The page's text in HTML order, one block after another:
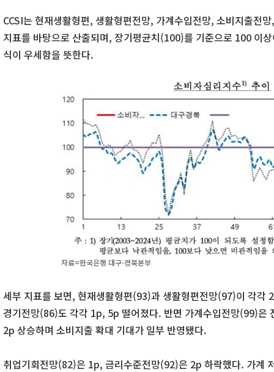
CCSI는 현재생활형편, 생활형편전망, 가계수입전망, 소비지출전
지표를 바탕으로 산출되며, 장기평균치(100)를 기준으로 100 이
식이 우세함을 뜻한다.
자료=한국은행 대구·경북본부
세부 지표를 보면, 현재생활형편(93)과 생활형편전망(97)이 각각
경기전망(86)도 각각 1p, 5p 떨어졌다. 반면 가계수입전망(99)은
2p 상승하며 소비지출 확대 기대가 일부 반영됐다.
취업기회전망(82)은 1p, 금리수준전망(92)은 2p 하락했다. 가계